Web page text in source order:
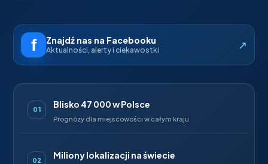
Znajdź nas na Facebooku
Aktualności, alerty i ciekawostki ↗
01 Blisko 47 000 w Polsce
Prognozy dla miejscowości w całym kraju
02 Miliony lokalizacji na świecie